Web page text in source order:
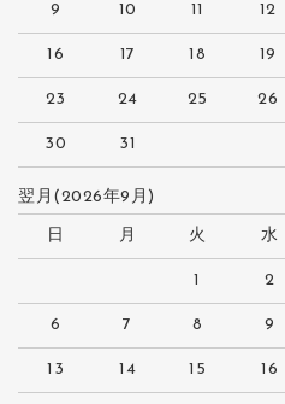
9 10 11 12
16 17 18 19
23 24 25 26
30 31
翌月(2026年9月)
日 月 火 水
1 2
6 7 8 9
13 14 15 16